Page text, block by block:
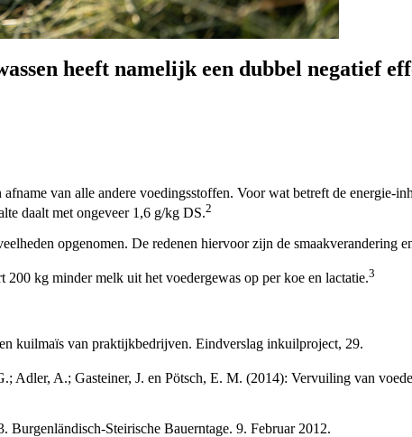
heeft namelijk een dubbel negatief
van alle andere voedingsstoffen. Voor wat betreft de energie-
daalt met ongeveer 1,6 g/kg DS.2
opgenomen. De redenen hiervoor zijn de smaakverandering
200 kg minder melk uit het voedergewas op per koe en lactatie.3
kuilmaïs van praktijkbedrijven. Eindverslag inkuilproject, 29.
Adler, A.; Gasteiner, J. en Pötsch, E. M. (2014): Vervuiling van
Steirische Bauerntage. 9. Februar 2012.